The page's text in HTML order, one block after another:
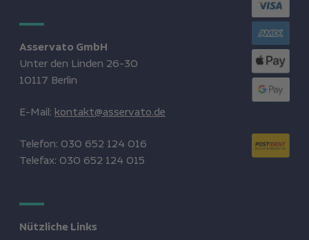
Asservato GmbH
Unter den Linden 26-30
10117 Berlin
E-Mail: kontakt@asservato.de
Telefon: 030 652 124 016
Telefax: 030 652 124 015
Nützliche Links